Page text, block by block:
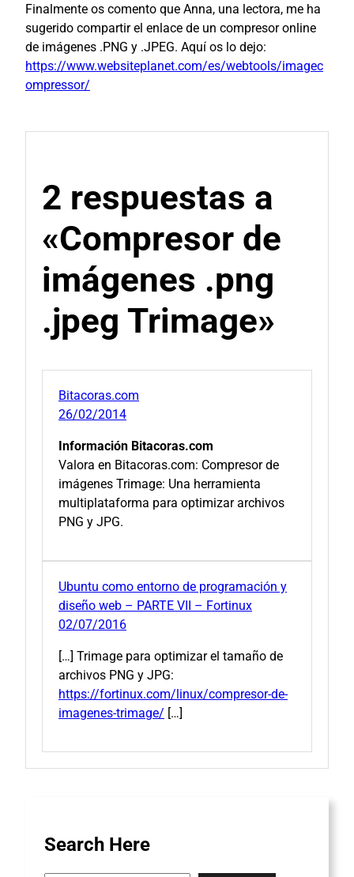
Finalmente os comento que Anna, una lectora, me ha
sugerido compartir el enlace de un compresor online
de imágenes .PNG y .JPEG. Aquí os lo dejo:
https://www.websiteplanet.com/es/webtools/imagec
ompressor/
2 respuestas a
«Compresor de
imágenes .png
.jpeg Trimage»
Bitacoras.com
26/02/2014
Información Bitacoras.com
Valora en Bitacoras.com: Compresor de
imágenes Trimage: Una herramienta
multiplataforma para optimizar archivos
PNG y JPG.
Ubuntu como entorno de programación y
diseño web – PARTE VII – Fortinux
02/07/2016
[…] Trimage para optimizar el tamaño de
archivos PNG y JPG:
https://fortinux.com/linux/compresor-de-
imagenes-trimage/ […]
Search Here